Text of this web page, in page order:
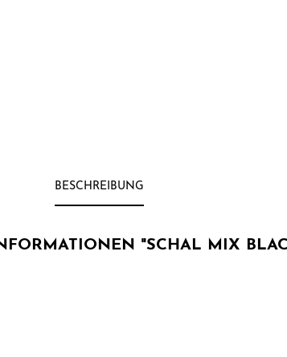
BESCHREIBUNG
"SCHAL MIX